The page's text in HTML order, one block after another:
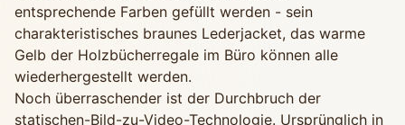
entsprechende Farben gefüllt werden - sein
charakteristisches braunes Lederjacket, das warme
Gelb der Holzbücherregale im Büro können alle
wiederhergestellt werden.
Noch überraschender ist der Durchbruch der
statischen-Bild-zu-Video-Technologie. Ursprünglich in